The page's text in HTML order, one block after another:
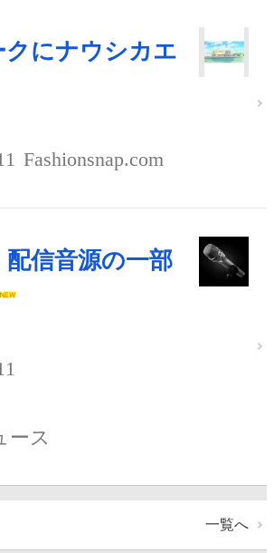
クにナウシカエ
Fashionsnap.com
配信音源の一部
ース
一覧へ